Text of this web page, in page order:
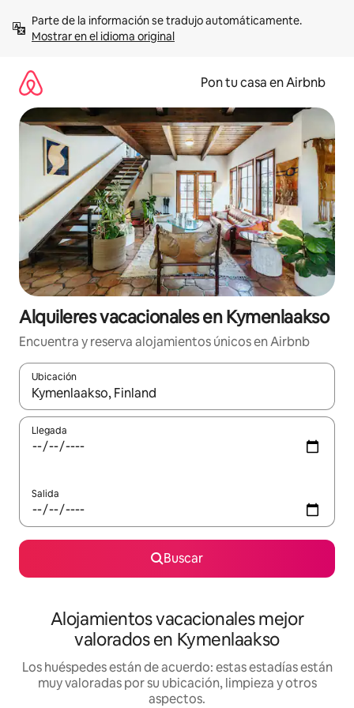
contenidoMostrar en el idioma original
Pon tu casa en Airbnb
Alquileres vacacionales en Kymenlaakso
Encuentra y reserva alojamientos únicos en Airbnb
Ubicación
Cuando los resultados estén disponibles, navega con las
Llegada
Salida
Buscar
Alojamientos vacacionales mejor
valorados en Kymenlaakso
Los huéspedes están de acuerdo: estas estadías están
muy valoradas por su ubicación, limpieza y otros
aspectos.